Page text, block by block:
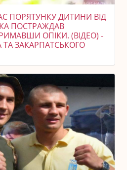
ПОРЯТУНКУ ДИТИНИ ВІД
ПОСТРАЖДАВ
ОПІКИ. (ВІДЕО) -
ЗАКАРПАТСЬКОГО